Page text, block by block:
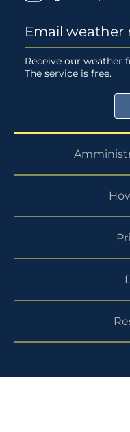
App
Store
on
Google
Store
Email weather
Receive our weather
The service is free.